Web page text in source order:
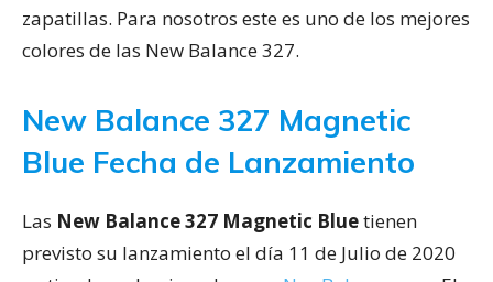
zapatillas. Para nosotros este es uno de los mejores
colores de las New Balance 327.
New Balance 327 Magnetic
Blue Fecha de Lanzamiento
Las New Balance 327 Magnetic Bluetienen
previsto su lanzamiento el día 11 de Julio de 2020